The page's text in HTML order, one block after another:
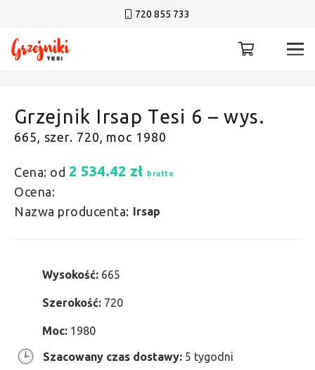
720 855 733
Grzejnik Irsap Tesi 6 – wys.
665, szer. 720, moc 1980
Cena: od 2 534.42 zł brutto
Ocena:
Nazwa producenta: Irsap
Wysokość: 665
Szerokość: 720
Moc: 1980
Szacowany czas dostawy: 5 tygodni